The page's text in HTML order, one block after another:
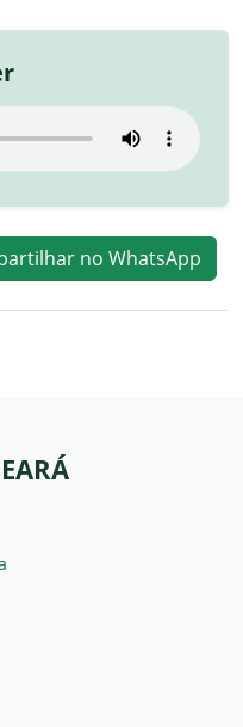
no WhatsApp